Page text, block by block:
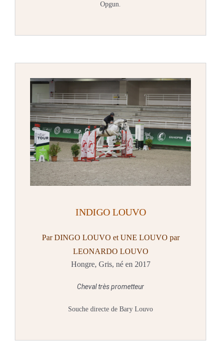
Opgun.
INDIGO LOUVO
Par DINGO LOUVO et UNE LOUVO par
LEONARDO LOUVO
Hongre, Gris, né en 2017
Cheval très prometteur
Souche directe de Bary Louvo